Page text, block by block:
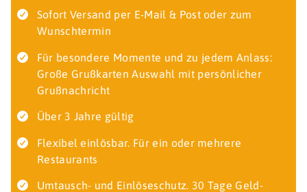
Sofort Versand per E-Mail & Post oder zum
Wunschtermin
Für besondere Momente und zu jedem Anlass:
Große Grußkarten Auswahl mit persönlicher
Grußnachricht
Über 3 Jahre gültig
Flexibel einlösbar. Für ein oder mehrere
Restaurants
Umtausch- und Einlöseschutz. 30 Tage Geld-